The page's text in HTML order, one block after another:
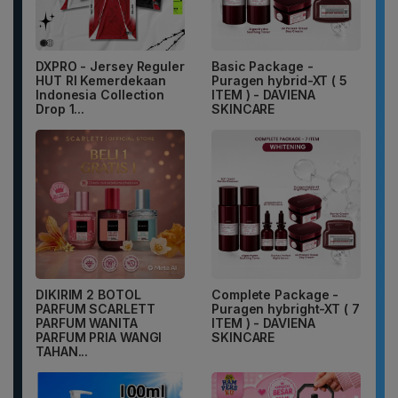
DXPRO - Jersey Reguler
HUT RI Kemerdekaan
Indonesia Collection
Drop 1...
Basic Package -
Puragen hybrid-XT ( 5
ITEM ) - DAVIENA
SKINCARE
DIKIRIM 2 BOTOL
PARFUM SCARLETT
PARFUM WANITA
PARFUM PRIA WANGI
TAHAN...
Complete Package -
Puragen hybright-XT ( 7
ITEM ) - DAVIENA
SKINCARE